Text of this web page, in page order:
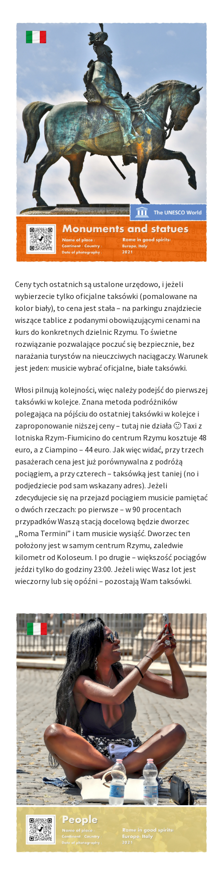
Ceny tych ostatnich są ustalone urzędowo, i jeżeli
wybierzecie tylko oficjalne taksówki (pomalowane na
kolor biały), to cena jest stała – na parkingu znajdziecie
wiszące tablice z podanymi obowiązującymi cenami na
kurs do konkretnych dzielnic Rzymu. To świetne
rozwiązanie pozwalające poczuć się bezpiecznie, bez
narażania turystów na nieuczciwych naciągaczy. Warunek
jest jeden: musicie wybrać oficjalne, białe taksówki.
Włosi pilnują kolejności, więc należy podejść do pierwszej
taksówki w kolejce. Znana metoda podróżników
polegająca na pójściu do ostatniej taksówki w kolejce i
zaproponowanie niższej ceny – tutaj nie działa 🙂 Taxi z
lotniska Rzym-Fiumicino do centrum Rzymu kosztuje 48
euro, a z Ciampino – 44 euro. Jak więc widać, przy trzech
pasażerach cena jest już porównywalna z podróżą
pociągiem, a przy czterech – taksówką jest taniej (no i
podjedziecie pod sam wskazany adres). Jeżeli
zdecydujecie się na przejazd pociągiem musicie pamiętać
o dwóch rzeczach: po pierwsze – w 90 procentach
przypadków Waszą stacją docelową będzie dworzec
„Roma Termini” i tam musicie wysiąść. Dworzec ten
położony jest w samym centrum Rzymu, zaledwie
kilometr od Koloseum. I po drugie – większość pociągów
jeździ tylko do godziny 23:00. Jeżeli więc Wasz lot jest
wieczorny lub się opóźni – pozostają Wam taksówki.